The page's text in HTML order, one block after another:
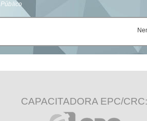
Público
CAPACITADORA EPC/CRC: